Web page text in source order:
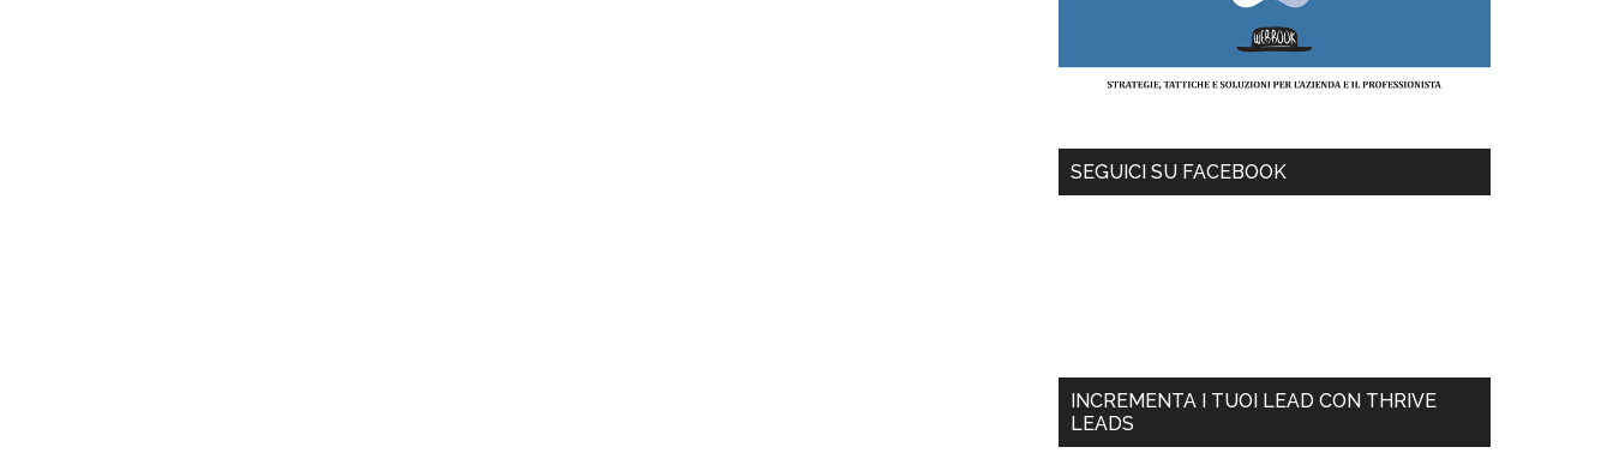
SEGUICI SU FACEBOOK
INCREMENTA I TUOI LEAD CON THRIVE
LEADS